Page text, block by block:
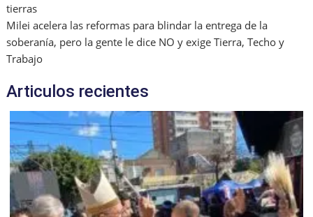
tierras
Milei acelera las reformas para blindar la entrega de la
soberanía, pero la gente le dice NO y exige Tierra, Techo y
Trabajo
Articulos recientes